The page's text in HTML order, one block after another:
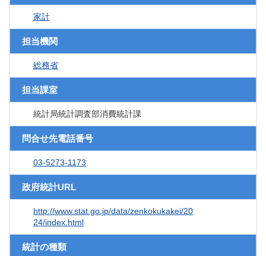
家計
担当機関
総務省
担当課室
統計局統計調査部消費統計課
問合せ先電話番号
03-5273-1173
政府統計URL
http://www.stat.go.jp/data/zenkokukakei/20
24/index.html
統計の種類